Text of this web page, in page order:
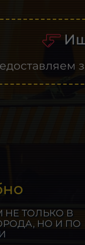
НЕ ТОЛЬКО В
НО И ПО